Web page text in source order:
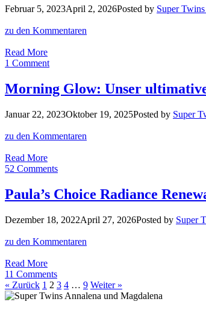
Anti-
Waffenschein!
Februar 5, 2023April 2, 2026Posted by Super
zu den Kommentaren
Read MoreUnsere
Top
Dekolleté
Pflege
Falten
Pigmentflecken
1 Comment
Morning Glow: Unser
Januar 22, 2023Oktober 19, 2025Posted by Super
zu den Kommentaren
Read MoreMorning
Glow:
ultimatives
Anti-
Nachtcreme
52 Comments
Paula’s Choice Radiance
Dezember 18, 2022April 27, 2026Posted by Super
zu den Kommentaren
Read MorePaula’s
Choice
Radiance
Renewal
11 Comments
« Zurück 1 2 3 4 … 9 Weiter »